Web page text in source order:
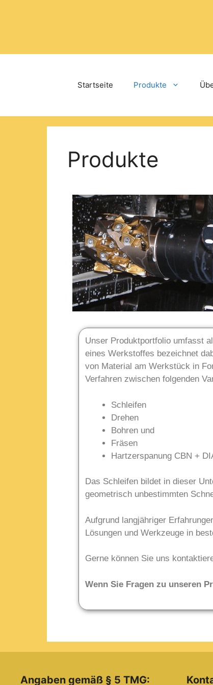
Startseite Produkte
Produkte
Unser Produktportfolio umfasst
eines Werkstoffes bezeichnet
von Material am Werkstück in
Verfahren zwischen folgenden
Schleifen
Drehen
Bohren und
Fräsen
Hartzerspanung CBN +
Das Schleifen bildet in dieser
geometrisch unbestimmten
Aufgrund langjähriger
Lösungen und Werkzeuge in
Gerne können Sie uns
Wenn Sie Fragen zu unseren
Angaben gemäß § 5 TMG: